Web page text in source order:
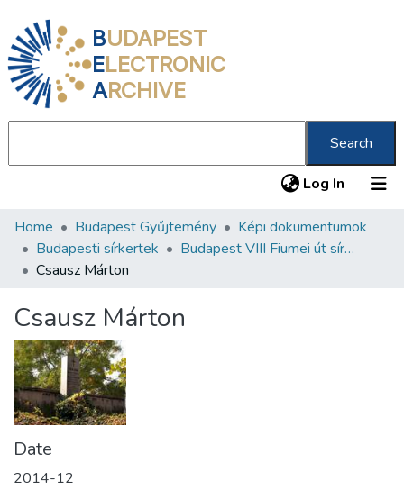
BUDAPEST
ELECTRONIC
ARCHIVE
Search
Log In (current)
Communities & Collections
All of DSpace
About us
Home Budapest Gyűjtemény
Képi dokumentumok
Budapesti sírkertek
Budapest VIII Fiumei út sírkert 3. rész
Csausz Márton
Csausz Márton
Date
2014-12